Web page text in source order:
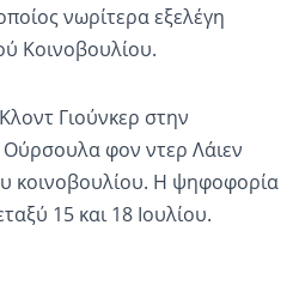
νωρίτερα εξελέγη
Κοινοβουλίου.
Γιούνκερ στην
Ούρσουλα φον ντερ Λάιεν
κοινοβουλίου. Η ψηφοφορία
15 και 18 Ιουλίου.